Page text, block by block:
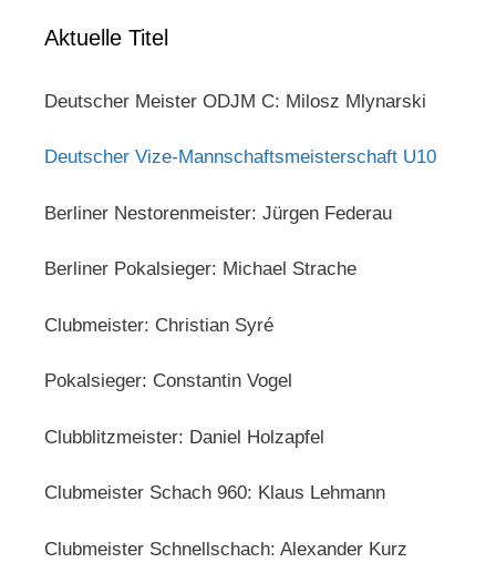
Aktuelle Titel
Deutscher Meister ODJM C: Milosz Mlynarski
Deutscher Vize-Mannschaftsmeisterschaft U10
Berliner Nestorenmeister: Jürgen Federau
Berliner Pokalsieger: Michael Strache
Clubmeister: Christian Syré
Pokalsieger: Constantin Vogel
Clubblitzmeister: Daniel Holzapfel
Clubmeister Schach 960: Klaus Lehmann
Clubmeister Schnellschach: Alexander Kurz